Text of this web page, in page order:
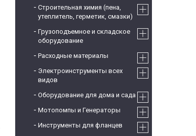
Строительная химия (пена,
утеплитель, герметик, смазки)
Грузоподъемное и складское
оборудование
Расходные материалы
Электроинструменты всех
видов
Оборудование для дома и сада
Мотопомпы и Генераторы
Инструменты для фланцев